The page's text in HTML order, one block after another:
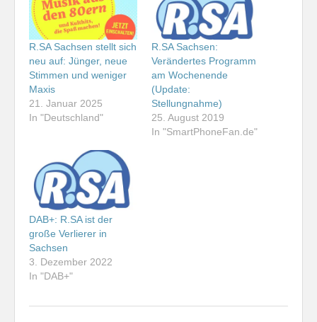
R.SA Sachsen stellt sich
neu auf: Jünger, neue
Stimmen und weniger
Maxis
21. Januar 2025
In "Deutschland"
R.SA Sachsen:
Verändertes Programm
am Wochenende
(Update:
Stellungnahme)
25. August 2019
In "SmartPhoneFan.de"
DAB+: R.SA ist der
große Verlierer in
Sachsen
3. Dezember 2022
In "DAB+"